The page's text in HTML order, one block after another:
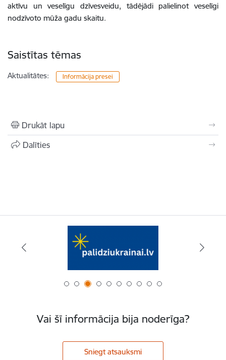
aktīvu un veselīgu dzīvesveidu, tādējādi palielinot veselīgi
nodzīvoto mūža gadu skaitu.
Saistītas tēmas
Aktualitātes: Informācija presei
Drukāt lapu
Dalīties
Vai šī informācija bija noderīga?
Sniegt atsauksmi